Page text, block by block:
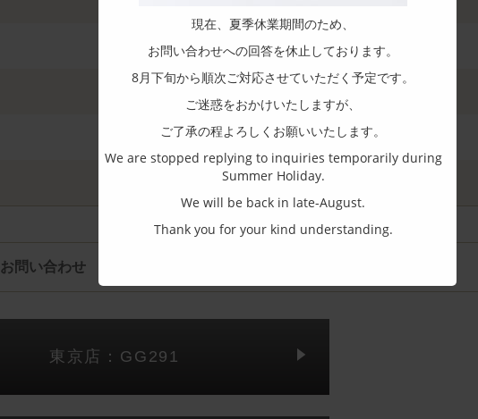
問い合わせ
東京店：GG291
現在、夏季休業期間のため、
お問い合わせへの回答を休止しております。
8月下旬から順次ご対応させていただく予定です。
ご迷惑をおかけいたしますが、
ご了承の程よろしくお願いいたします。
We are stopped replying to inquiries temporarily during
Summer Holiday.
We will be back in late-August.
Thank you for your kind understanding.